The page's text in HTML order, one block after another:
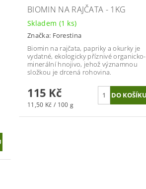
BIOMIN NA RAJČATA - 1KG
Skladem (1 ks)
Značka: Forestina
Biomin na rajčata, papriky a okurky je
vydatné, ekologicky příznivé organicko-
minerální hnojivo, jehož významnou
složkou je drcená rohovina.
115 Kč
11,50 Kč / 100 g